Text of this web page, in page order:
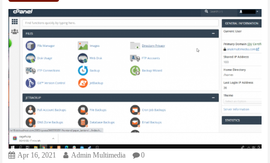
Apr 16, 2021 Admin Multimedia 0